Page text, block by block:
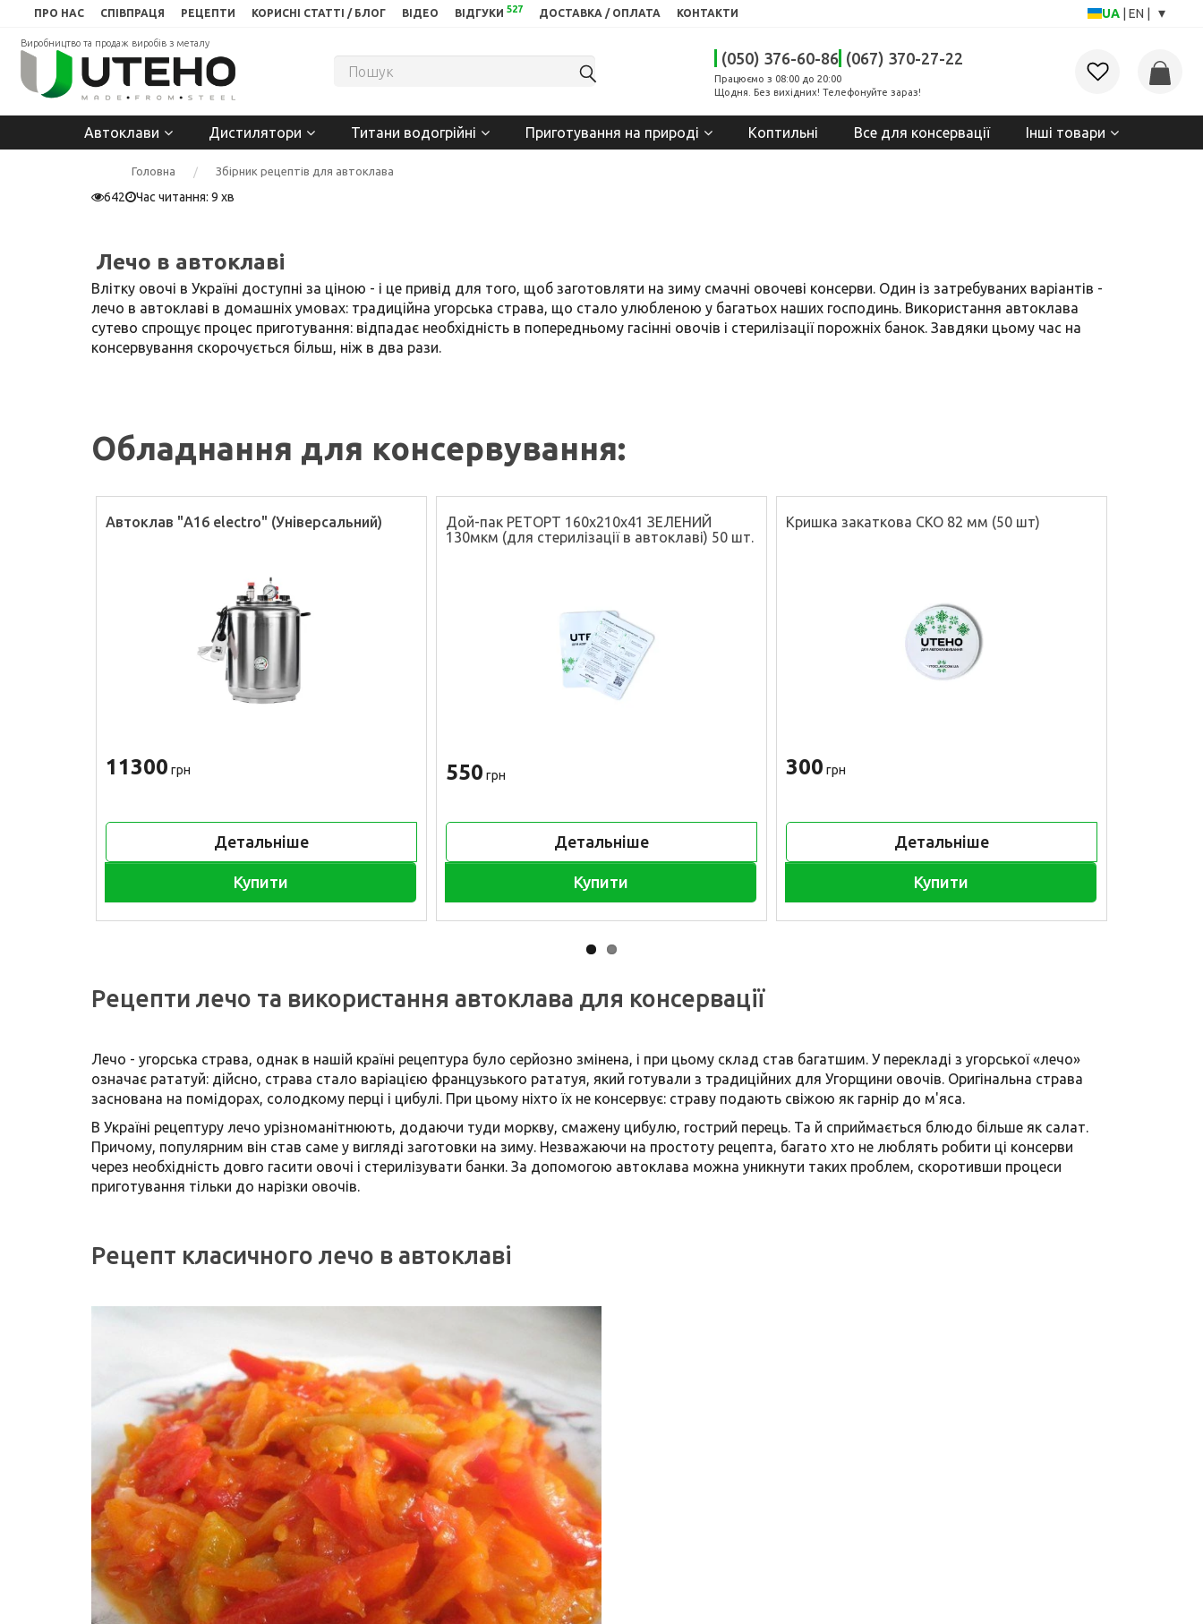
ПРО НАС СПІВПРАЦЯ РЕЦЕПТИ КОРИСНІ СТАТТІ / БЛОГ ВІДЕО ВІДГУКИ 527 ДОСТАВКА / ОПЛАТА КОНТАКТИ UA EN ▾
Виробництво та продаж виробів з металу
(050) 376-60-86 (067) 370-27-22
Працюємо з 08:00 до 20:00
Щодня. Без вихідних! Телефонуйте зараз!
Автоклави Дистилятори Титани водогрійні Приготування на природі Коптильні Все для консервації Інші товари
Головна Збірник рецептів для автоклава
642 Час читання: 9 хв
Лечо в автоклаві
Влітку овочі в Україні доступні за ціною - і це привід для того, щоб заготовляти на зиму смачні овочеві консерви. Один із затребуваних варіантів -
лечо в автоклаві в домашніх умовах: традиційна угорська страва, що стало улюбленою у багатьох наших господинь. Використання автоклава
сутево спрощує процес приготування: відпадає необхідність в попередньому гасінні овочів і стерилізації порожніх банок. Завдяки цьому час на
консервування скорочується більш, ніж в два рази.
Обладнання для консервування:
Автоклав "А16 electro" (Універсальний)
11300 грн
Детальніше
Купити
Дой-пак РЕТОРТ 160х210х41 ЗЕЛЕНИЙ
130мкм (для стерилізації в автоклаві) 50 шт.
550 грн
Детальніше
Купити
Кришка закаткова СКО 82 мм (50 шт)
300 грн
Детальніше
Купити
Рецепти лечо та використання автоклава для консервації
Лечо - угорська страва, однак в нашій країні рецептура було серйозно змінена, і при цьому склад став багатшим. У перекладі з угорської «лечо»
означає рататуй: дійсно, страва стало варіацією французького рататуя, який готували з традиційних для Угорщини овочів. Оригінальна страва
заснована на помідорах, солодкому перці і цибулі. При цьому ніхто їх не консервує: страву подають свіжою як гарнір до м'яса.
В Україні рецептуру лечо урізноманітнюють, додаючи туди моркву, смажену цибулю, гострий перець. Та й сприймається блюдо більше як салат.
Причому, популярним він став саме у вигляді заготовки на зиму. Незважаючи на простоту рецепта, багато хто не люблять робити ці консерви
через необхідність довго гасити овочі і стерилізувати банки. За допомогою автоклава можна уникнути таких проблем, скоротивши процеси
приготування тільки до нарізки овочів.
Рецепт класичного лечо в автоклаві